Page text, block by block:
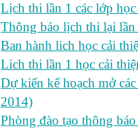
Lịch thi lần 1 các lớp
Thông báo lịch thi lại
Ban hành lich học cải
Lich thi lần 1 học cải
Dự kiến kế hoạch mở
2014)
Phòng đào tạo thông